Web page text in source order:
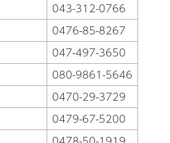
043-312-0766
0476-85-8267
047-497-3650
080-9861-5646
0470-29-3729
0479-67-5200